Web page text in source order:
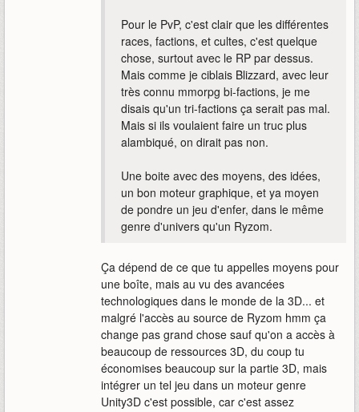
Pour le PvP, c'est clair que les différentes
races, factions, et cultes, c'est quelque
chose, surtout avec le RP par dessus.
Mais comme je ciblais Blizzard, avec leur
très connu mmorpg bi-factions, je me
disais qu'un tri-factions ça serait pas mal.
Mais si ils voulaient faire un truc plus
alambiqué, on dirait pas non.
Une boite avec des moyens, des idées,
un bon moteur graphique, et ya moyen
de pondre un jeu d'enfer, dans le même
genre d'univers qu'un Ryzom.
Ça dépend de ce que tu appelles moyens pour
une boîte, mais au vu des avancées
technologiques dans le monde de la 3D... et
malgré l'accès au source de Ryzom hmm ça
change pas grand chose sauf qu'on a accès à
beaucoup de ressources 3D, du coup tu
économises beaucoup sur la partie 3D, mais
intégrer un tel jeu dans un moteur genre
Unity3D c'est possible, car c'est assez